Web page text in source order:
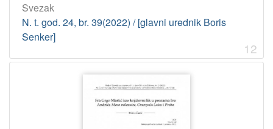
Svezak
N. t. god. 24, br. 39(2022) / [glavni urednik Boris
Senker]
12